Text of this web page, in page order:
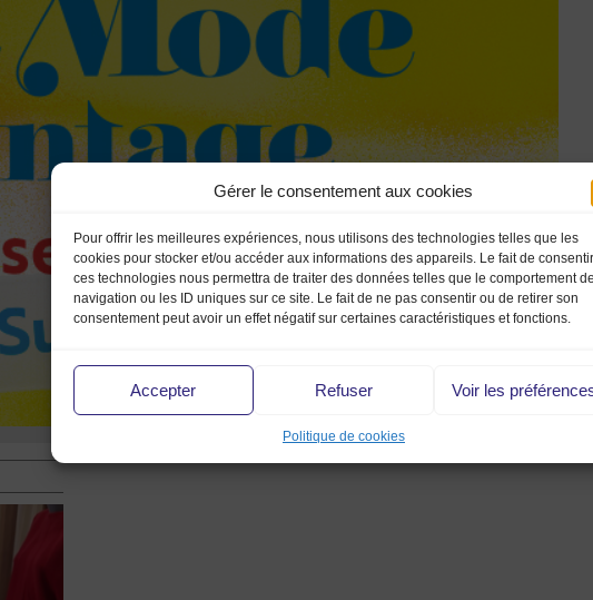
Gérer le consentement aux cookies
Pour offrir les meilleures expériences, nous utilisons des technologies telles que les
cookies pour stocker et/ou accéder aux informations des appareils. Le fait de
ces technologies nous permettra de traiter des données telles que le comportement de
navigation ou les ID uniques sur ce site. Le fait de ne pas consentir ou de retirer son
consentement peut avoir un effet négatif sur certaines caractéristiques et fonctions.
Accepter Refuser Voir les
Politique de cookies